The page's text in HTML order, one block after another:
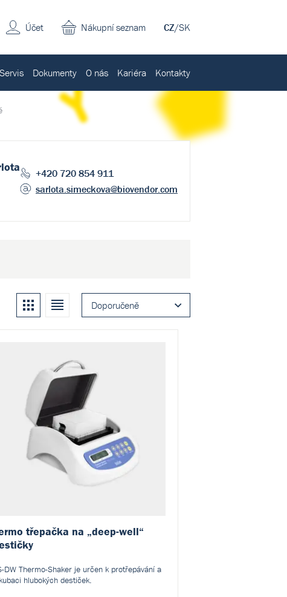
CZ/SK
Nákupní seznam
Účet
Servis Dokumenty O nás Kariéra Kontakty
+420 720 854 911
sarlota.simeckova@biovendor.com
Doporučeně
Kachle Seznam
třepačka na „deep-well“
DW Thermo-Shaker je určen k protřepávání a
hlubokých destiček.